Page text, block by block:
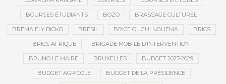
BOURSES ÉTUDIANTS BOZO BRASSAGE CULTUREL
BRÉMA ELY DICKO BRÉSIL BRICE OLIGUI NGUEMA BRICS
BRICS AFRIQUE BRIGADE MOBILE D’INTERVENTION
BRUNO LE MAIRE BRUXELLES BUDGET 2027-2029
BUDGET AGRICOLE BUDGET DE LA PRÉSIDENCE